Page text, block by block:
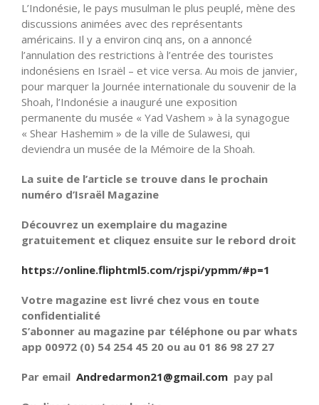
L’Indonésie, le pays musulman le plus peuplé, mène des
discussions animées avec des représentants
américains. Il y a environ cinq ans, on a annoncé
l’annulation des restrictions à l’entrée des touristes
indonésiens en Israël – et vice versa. Au mois de janvier,
pour marquer la Journée internationale du souvenir de la
Shoah, l’Indonésie a inauguré une exposition
permanente du musée « Yad Vashem » à la synagogue
« Shear Hashemim » de la ville de Sulawesi, qui
deviendra un musée de la Mémoire de la Shoah.
La suite de l’article se trouve dans le prochain
numéro d’Israël Magazine
Découvrez un exemplaire du magazine
gratuitement et cliquez ensuite sur le rebord droit
https://online.fliphtml5.com/rjspi/ypmm/#p=1
Votre magazine est livré chez vous en toute
confidentialité
S’abonner au magazine par téléphone ou par whats
app 00972 (0) 54 254 45 20 ou au 01 86 98 27 27
Par email Andredarmon21@gmail.com pay pal